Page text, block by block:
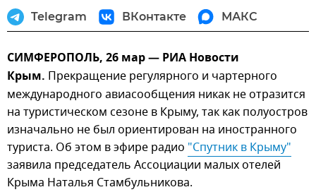
Telegram ВКонтакте МАКС
СИМФЕРОПОЛЬ, 26 мар — РИА Новости
Крым. Прекращение регулярного и чартерного
международного авиасообщения никак не отразится
на туристическом сезоне в Крыму, так как полуостров
изначально не был ориентирован на иностранного
туриста. Об этом в эфире радио "Спутник в Крыму"
заявила председатель Ассоциации малых отелей
Крыма Наталья Стамбульникова.